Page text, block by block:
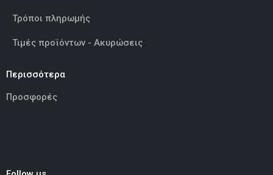
Τρόποι πληρωμής
Τιμές προϊόντων - Ακυρώσεις
Περισσότερα
Προσφορές